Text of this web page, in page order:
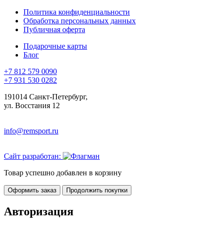
Политика конфиденциальности
Обработка персональных данных
Публичная оферта
Подарочные карты
Блог
+7 812 579 0090
+7 931 530 0282
191014 Санкт-Петербург,
ул. Восстания 12
info@remsport.ru
Сайт разработан:
Товар успешно добавлен в корзину
Оформить заказ Продолжить покупки
Авторизация